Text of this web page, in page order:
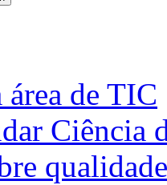
de TIC
Ciência